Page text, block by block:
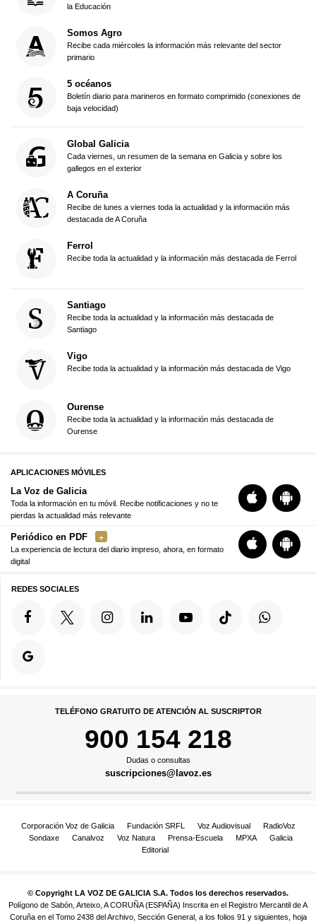
la Educación
Somos Agro
Recibe cada miércoles la información más relevante del sector
primario
5 océanos
Boletín diario para marineros en formato comprimido (conexiones de
baja velocidad)
Global Galicia
Cada viernes, un resumen de la semana en Galicia y sobre los
gallegos en el exterior
A Coruña
Recibe de lunes a viernes toda la actualidad y la información más
destacada de A Coruña
Ferrol
Recibe toda la actualidad y la información más destacada de Ferrol
Santiago
Recibe toda la actualidad y la información más destacada de
Santiago
Vigo
Recibe toda la actualidad y la información más destacada de Vigo
Ourense
Recibe toda la actualidad y la información más destacada de
Ourense
APLICACIONES MÓVILES
La Voz de Galicia
Toda la información en tu móvil. Recibe notificaciones y no te
pierdas la actualidad más relevante
Periódico en PDF
La experiencia de lectura del diario impreso, ahora, en formato
digital
REDES SOCIALES
TELÉFONO GRATUITO DE ATENCIÓN AL SUSCRIPTOR
900 154 218
Dudas o consultas
suscripciones@lavoz.es
Corporación Voz de Galicia Fundación SRFL Voz Audiovisual
RadioVoz
Sondaxe
Canalvoz Voz Natura Prensa-Escuela MPXA
Galicia
Editorial
© Copyright LA VOZ DE GALICIA S.A. Todos los derechos reservados.
Polígono de Sabón, Arteixo, A CORUÑA (ESPAÑA) Inscrita en el Registro Mercantil de A
Coruña en el Tomo 2438 del Archivo, Sección General, a los folios 91 y siguientes, hoja